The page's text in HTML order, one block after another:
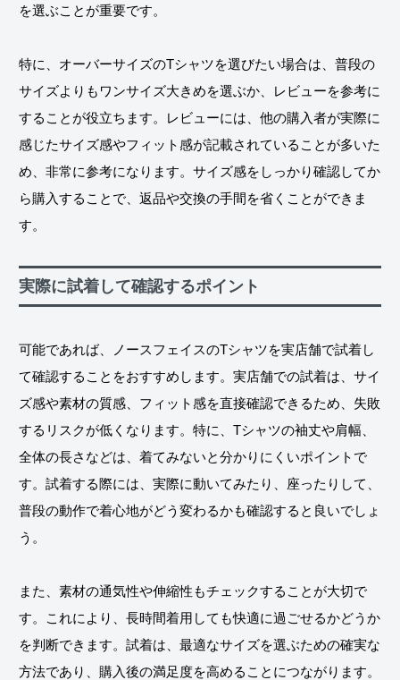
を選ぶことが重要です。
特に、オーバーサイズのTシャツを選びたい場合は、普段の
サイズよりもワンサイズ大きめを選ぶか、レビューを参考に
することが役立ちます。レビューには、他の購入者が実際に
感じたサイズ感やフィット感が記載されていることが多いた
め、非常に参考になります。サイズ感をしっかり確認してか
ら購入することで、返品や交換の手間を省くことができま
す。
実際に試着して確認するポイント
可能であれば、ノースフェイスのTシャツを実店舗で試着し
て確認することをおすすめします。実店舗での試着は、サイ
ズ感や素材の質感、フィット感を直接確認できるため、失敗
するリスクが低くなります。特に、Tシャツの袖丈や肩幅、
全体の長さなどは、着てみないと分かりにくいポイントで
す。試着する際には、実際に動いてみたり、座ったりして、
普段の動作で着心地がどう変わるかも確認すると良いでしょ
う。
また、素材の通気性や伸縮性もチェックすることが大切で
す。これにより、長時間着用しても快適に過ごせるかどうか
を判断できます。試着は、最適なサイズを選ぶための確実な
方法であり、購入後の満足度を高めることにつながります。